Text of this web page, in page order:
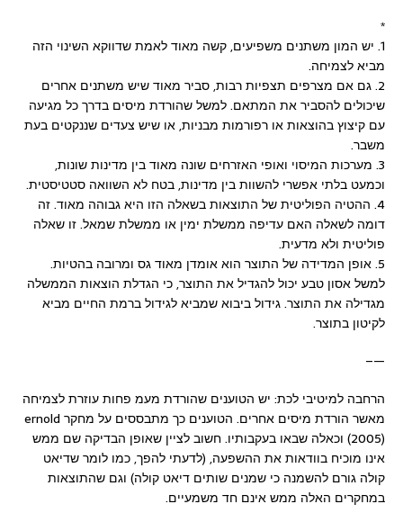
*
1. יש המון משתנים משפיעים, קשה מאוד לאמת שדווקא השינוי הזה
מביא לצמיחה.
2. גם אם מצרפים תצפיות רבות, סביר מאוד שיש משתנים אחרים
שיכולים להסביר את המתאם. למשל שהורדת מיסים בדרך כל מגיעה
עם קיצוץ בהוצאות או רפורמות מבניות, או שיש צעדים שננקטים בעת
משבר.
3. מערכות המיסוי ואופי האזרחים שונה מאוד בין מדינות שונות,
וכמעט בלתי אפשרי להשוות בין מדינות, בטח לא השוואה סטטיסטית.
4. ההטיה הפוליטית של התוצאות בשאלה הזו היא גבוהה מאוד. זה
דומה לשאלה האם עדיפה ממשלת ימין או ממשלת שמאל. זו שאלה
פוליטית ולא מדעית.
5. אופן המדידה של התוצר הוא אומדן מאוד גס ומרובה בהטיות.
למשל אסון טבע יכול להגדיל את התוצר, כי הגדלת הוצאות הממשלה
מגדילה את התוצר. גידול ביבוא שמביא לגידול ברמת החיים מביא
לקיטון בתוצר.
—–
הרחבה למיטיבי לכת: יש הטוענים שהורדת מעמ פחות עוזרת לצמיחה
מאשר הורדת מיסים אחרים. הטוענים כך מתבססים על מחקר ernold
(2005) וכאלה שבאו בעקבותיו. חשוב לציין שאופן הבדיקה שם ממש
אינו מוכיח בוודאות את ההשפעה, (לדעתי להפך, כמו לומר שדיאט
קולה גורם להשמנה כי שמנים שותים דיאט קולה) וגם שהתוצאות
במחקרים האלה ממש אינם חד משמעיים.